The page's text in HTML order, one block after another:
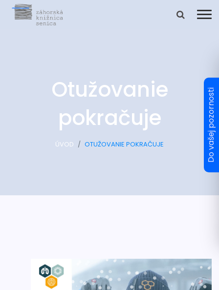
Otužovanie
pokračuje
ÚVOD OTUŽOVANIE POKRAČUJE